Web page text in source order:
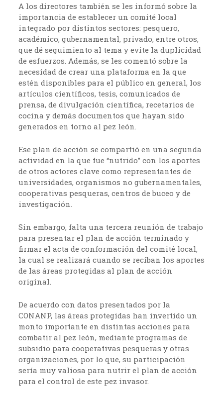
A los directores también se les informó sobre la
importancia de establecer un comité local
integrado por distintos sectores: pesquero,
académico, gubernamental, privado, entre otros,
que dé seguimiento al tema y evite la duplicidad
de esfuerzos. Además, se les comentó sobre la
necesidad de crear una plataforma en la que
estén disponibles para el público en general, los
artículos científicos, tesis, comunicados de
prensa, de divulgación científica, recetarios de
cocina y demás documentos que hayan sido
generados en torno al pez león.
Ese plan de acción se compartió en una segunda
actividad en la que fue “nutrido” con los aportes
de otros actores clave como representantes de
universidades, organismos no gubernamentales,
cooperativas pesqueras, centros de buceo y de
investigación.
Sin embargo, falta una tercera reunión de trabajo
para presentar el plan de acción terminado y
firmar el acta de conformación del comité local,
la cual se realizará cuando se reciban los aportes
de las áreas protegidas al plan de acción
original.
De acuerdo con datos presentados por la
CONANP, las áreas protegidas han invertido un
monto importante en distintas acciones para
combatir al pez león, mediante programas de
subsidio para cooperativas pesqueras y otras
organizaciones, por lo que, su participación
sería muy valiosa para nutrir el plan de acción
para el control de este pez invasor.